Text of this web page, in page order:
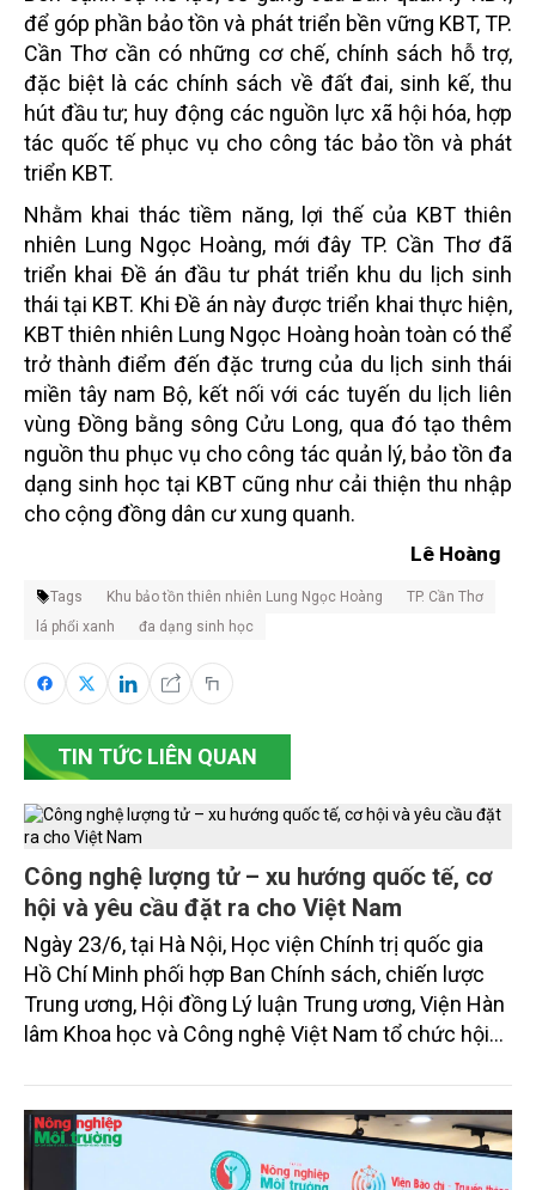
để góp phần bảo tồn và phát triển bền vững KBT, TP.
Cần Thơ cần có những cơ chế, chính sách hỗ trợ,
đặc biệt là các chính sách về đất đai, sinh kế, thu
hút đầu tư; huy động các nguồn lực xã hội hóa, hợp
tác quốc tế phục vụ cho công tác bảo tồn và phát
triển KBT.
Nhằm khai thác tiềm năng, lợi thế của KBT thiên
nhiên Lung Ngọc Hoàng, mới đây TP. Cần Thơ đã
triển khai Đề án đầu tư phát triển khu du lịch sinh
thái tại KBT. Khi Đề án này được triển khai thực hiện,
KBT thiên nhiên Lung Ngọc Hoàng hoàn toàn có thể
trở thành điểm đến đặc trưng của du lịch sinh thái
miền tây nam Bộ, kết nối với các tuyến du lịch liên
vùng Đồng bằng sông Cửu Long, qua đó tạo thêm
nguồn thu phục vụ cho công tác quản lý, bảo tồn đa
dạng sinh học tại KBT cũng như cải thiện thu nhập
cho cộng đồng dân cư xung quanh.
Lê Hoàng
Tags Khu bảo tồn thiên nhiên Lung Ngọc Hoàng
TP. Cần Thơ
lá phổi xanh
đa dạng sinh học
TIN TỨC LIÊN QUAN
Công nghệ lượng tử – xu hướng quốc tế, cơ
hội và yêu cầu đặt ra cho Việt Nam
Ngày 23/6, tại Hà Nội, Học viện Chính trị quốc gia
Hồ Chí Minh phối hợp Ban Chính sách, chiến lược
Trung ương, Hội đồng Lý luận Trung ương, Viện Hàn
lâm Khoa học và Công nghệ Việt Nam tổ chức hội
trong kỷ nguyên mới – xu hướng quốc tế, cơ hội và
yêu cầu đặt ra cho Việt Nam”.